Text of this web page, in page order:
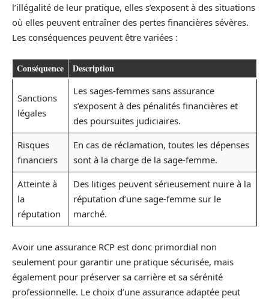
l’illégalité de leur pratique, elles s’exposent à des situations
où elles peuvent entraîner des pertes financières sévères.
Les conséquences peuvent être variées :
Conséquence Description
Sanctions
légales
Les sages-femmes sans assurance
s’exposent à des pénalités financières et
des poursuites judiciaires.
Risques
financiers
En cas de réclamation, toutes les dépenses
sont à la charge de la sage-femme.
Atteinte à
la
réputation
Des litiges peuvent sérieusement nuire à la
réputation d’une sage-femme sur le
marché.
Avoir une assurance RCP est donc primordial non
seulement pour garantir une pratique sécurisée, mais
également pour préserver sa carrière et sa sérénité
professionnelle. Le choix d’une assurance adaptée peut